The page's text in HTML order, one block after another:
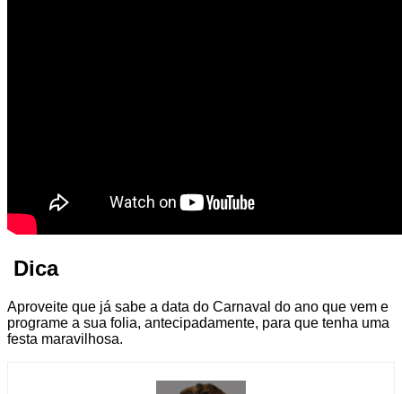
Dica
Aproveite que já sabe a data do Carnaval do ano que vem e
programe a sua folia, antecipadamente, para que tenha uma
festa maravilhosa.